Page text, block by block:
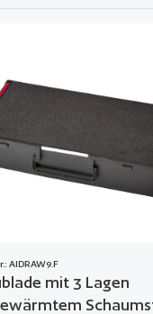
AIDRAW9.F
mit 3 Lagen